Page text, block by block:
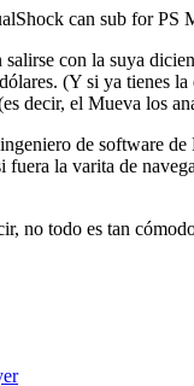
con la suya
(Y si ya tienes
decir, el Mueva los
de
la varita de
no todo es tan